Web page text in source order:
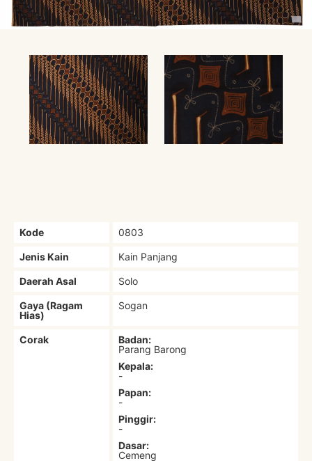
TANYA
LINKS
Kode 0803
Jenis Kain Kain Panjang
Daerah Asal Solo
Gaya (Ragam
Hias)
Sogan
Corak
Badan:
Parang Barong
Kepala:
-
Papan:
-
Pinggir:
-
Dasar:
Cemeng